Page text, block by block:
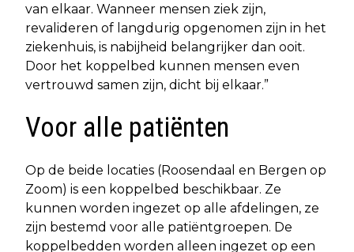
van elkaar. Wanneer mensen ziek zijn,
revalideren of langdurig opgenomen zijn in het
ziekenhuis, is nabijheid belangrijker dan ooit.
Door het koppelbed kunnen mensen even
vertrouwd samen zijn, dicht bij elkaar.”
Voor alle patiënten
Op de beide locaties (Roosendaal en Bergen op
Zoom) is een koppelbed beschikbaar. Ze
kunnen worden ingezet op alle afdelingen, ze
zijn bestemd voor alle patiëntgroepen. De
koppelbedden worden alleen ingezet op een